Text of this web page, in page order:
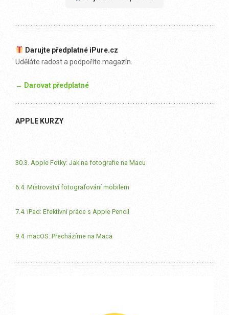
Darujte předplatné iPure.cz
Uděláte radost a podpoříte magazín.
→ Darovat předplatné
APPLE KURZY
30.3. Apple Fotky: Jak na fotografie na Macu
6.4. Mistrovství fotografování mobilem
7.4. iPad: Efektivní práce s Apple Pencil
9.4. macOS: Přecházíme na Maca